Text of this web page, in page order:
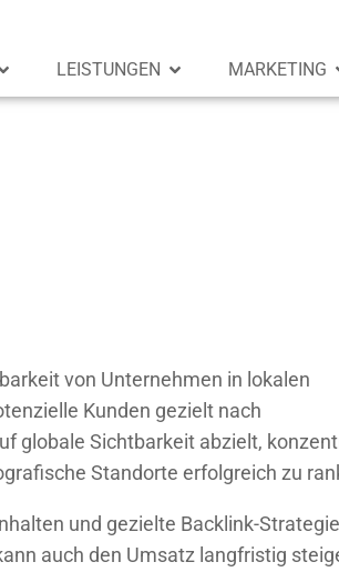
LEISTUNGEN MARKETING
von Unternehmen in lokalen
Kunden gezielt nach
globale Sichtbarkeit abzielt,
Standorte erfolgreich zu
und gezielte Backlink-
auch den Umsatz langfristig